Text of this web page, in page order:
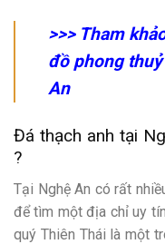
>>> Tham
đồ phong
An
Đá thạch anh tại
?
Tại Nghệ An có rất
để tìm một địa chỉ uy
quý Thiên Thái là một